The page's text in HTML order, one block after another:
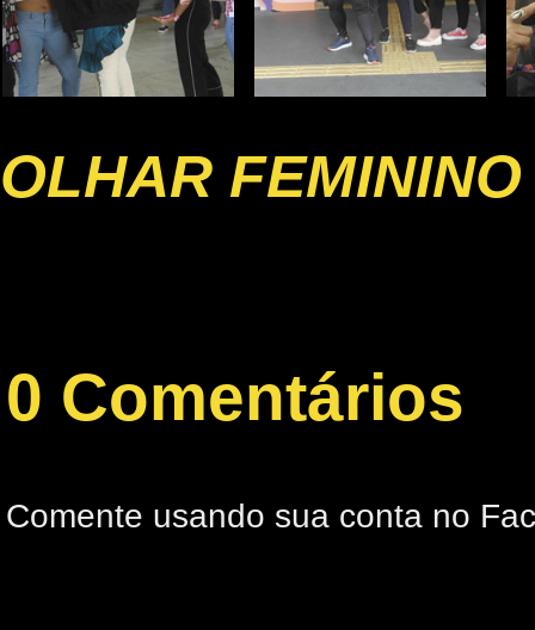
OLHAR FEMININO
0 Comentários
Comente usando sua conta no